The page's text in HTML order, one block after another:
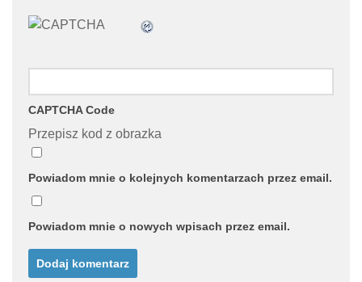
CAPTCHA Code
Przepisz kod z obrazka
Powiadom mnie o kolejnych komentarzach przez email.
Powiadom mnie o nowych wpisach przez email.